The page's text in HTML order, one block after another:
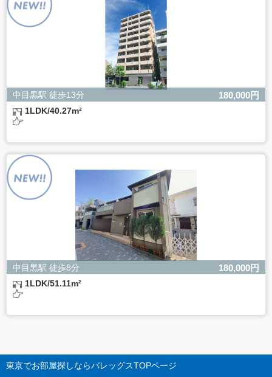
中目黒駅 徒歩13分 180,000円
1LDK/40.27m²
中目黒駅 徒歩8分 180,000円
1LDK/51.11m²
東京でお部屋探しならバレッグスTOPページ